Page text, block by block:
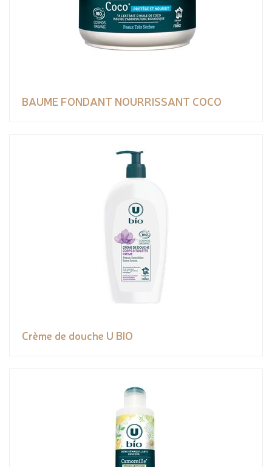
BAUME FONDANT NOURRISSANT COCO
Crème de douche U BIO